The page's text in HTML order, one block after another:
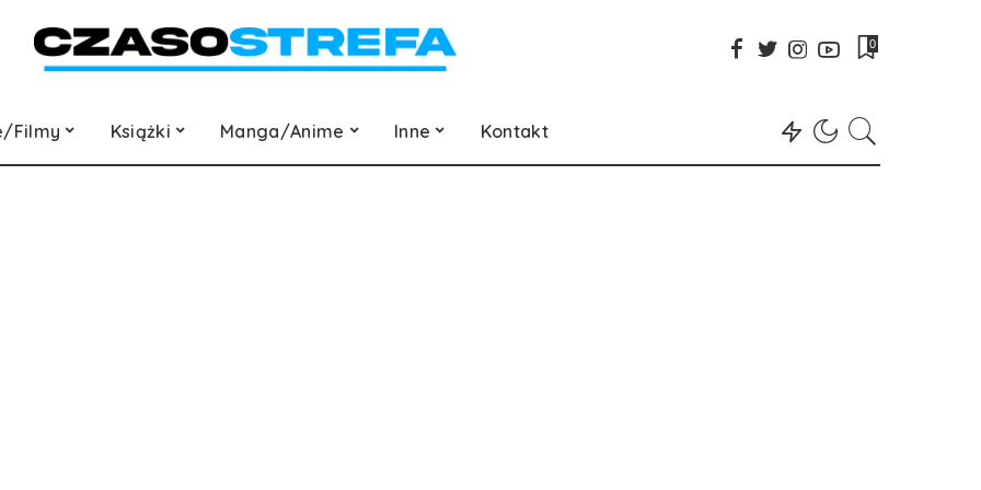
0
Filmy Książki Manga/Anime Inne Kontakt